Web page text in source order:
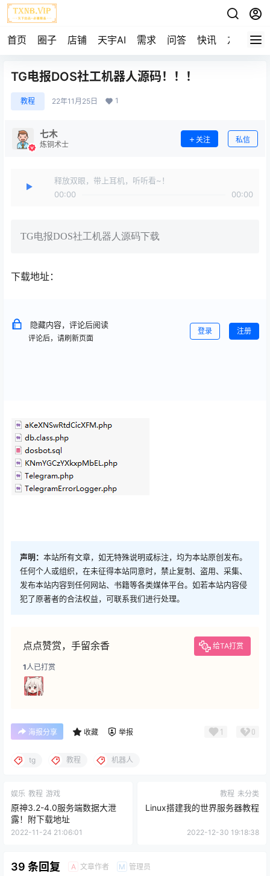
首页 圈子 店铺 天宇AI 需求 问答 快讯 友链
TG电报DOS社工机器人源码！！！
教程 22年11月25日 1
七木
炼铜术士
关注 私信
释放双眼，带上耳机，听听看~！
00:00
00:00
TG电报DOS社工机器人源码下载
下载地址：
隐藏内容，评论后阅读
评论后，请刷新页面
登录 注册
声明： 本站所有文章，如无特殊说明或标注，均为本站原创发布。
任何个人或组织，在未征得本站同意时，禁止复制、盗用、采集、
发布本站内容到任何网站、书籍等各类媒体平台。如若本站内容侵
犯了原著者的合法权益，可联系我们进行处理。
点点赞赏，手留余香 给TA打赏
1人已打赏
海报分享 收藏 举报 1 0
tg 教程 机器人
娱乐 教程 游戏
原神3.2-4.0服务端数据大泄
露！附下载地址
2022-11-24 21:06:01
教程 未分类
Linux搭建我的世界服务器教程
2022-12-30 19:18:38
39 条回复 A 文章作者 M 管理员